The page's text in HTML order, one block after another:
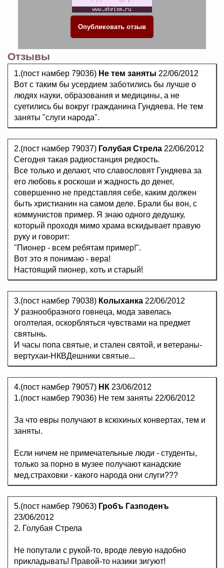
Отзывы
1.(пост намбер 79036) Не тем заняты 22/06/2012
Вот с таким бы усердием заботились бы лучше о
людях науки, образования и медицины, а не
суетились бы вокруг гражданина Гундяева. Не тем
заняты "слуги народа".
2.(пост намбер 79037) Голубая Стрела 22/06/2012
Сегодня такая радиостанция редкость.
Все только и делают, что славословят Гундяева за
его любовь к роскоши и жадность до денег,
совершенно не представляя себе, каким должен
быть христианин на самом деле. Брали бы вон, с
коммунистов пример. Я знаю одного дедушку,
который проходя мимо храма вскидывает правую
руку и говорит:
"Пионер - всем ребятам пример!".
Вот это я понимаю - вера!
Настоящий пионер, хоть и старый!
3.(пост намбер 79038) Колыханка 22/06/2012
У разнообразного говнеца, мода завелась
оголтелая, оскорбляться чувствами на предмет
святынь.
И часы попа святые, и стален святой, и ветераны-
вертухаи-НКВДешники святые...
4.(пост намбер 79057) НК 23/06/2012
1.(пост намбер 79036) Не тем заняты 22/06/2012
За что евры получают в ксюхиных конвертах, тем и
заняты.
Если ничем не примечательные люди - студенты,
только за порно в музее получают канадские
мед.страховки - какого народа они слуги???
5.(пост намбер 79063) Гробъ Газподенъ
23/06/2012
2. Голубая Стрела
Не попутали с рукой-то, вроде левую надобно
прикладывать! Правой-то назики зигуют!